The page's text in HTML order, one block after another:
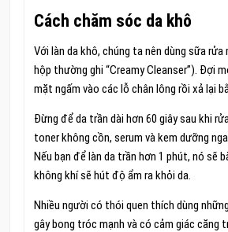
Cách chăm sóc da khô
Với làn da khô, chúng ta nên dùng sữa
hộp thường ghi “Creamy Cleanser”). Đợi
mặt ngấm vào các lỗ chân lông rồi xả lại
Đừng để da trần dài hơn 60 giây sau khi
toner không cồn, serum và kem dưỡng
Nếu bạn để làn da trần hơn 1 phút, nó sẽ
không khí sẽ hút độ ẩm ra khỏi da.
Nhiều người có thói quen thích dùng
gây bong tróc mạnh và có cảm giác căng